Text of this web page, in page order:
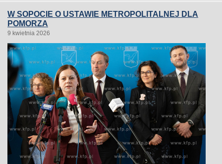
W SOPOCIE O USTAWIE METROPOLITALNEJ DLA
POMORZA
9 kwietnia 2026